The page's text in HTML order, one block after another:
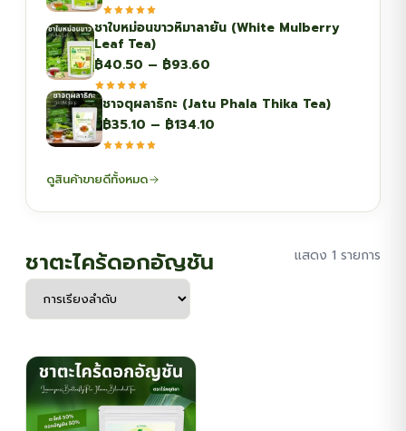
฿44.10
ชาใบหม่อนขาวหิมาลายัน (White Mulberry
Leaf Tea)
฿40.50 – ฿93.60Price
฿40.50
through
ชาจตุผลาธิกะ (Jatu Phala Thika Tea)
฿35.10 – ฿134.10
ดูสินค้าขายดีทั้งหมด
ชาตะไคร้ดอกอัญชัน แสดง 1 รายการ